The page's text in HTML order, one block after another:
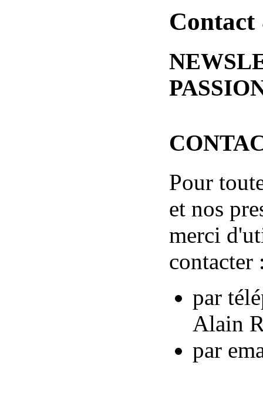
Contact
Pour
et nos
merci
contacter
par
Alain
par